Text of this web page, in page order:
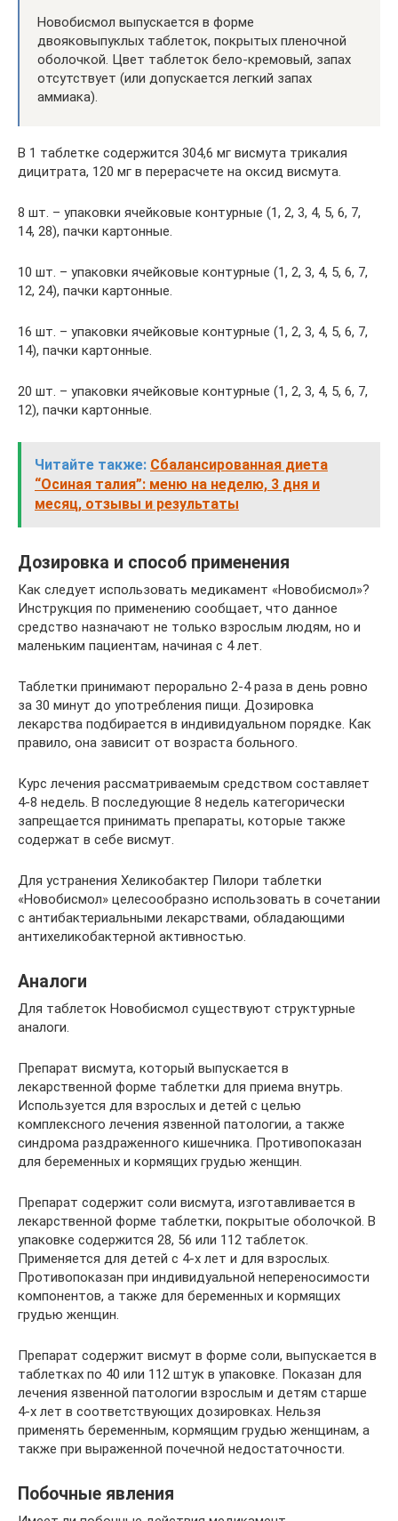
Новобисмол выпускается в форме
двояковыпуклых таблеток, покрытых пленочной
оболочкой. Цвет таблеток бело-кремовый, запах
отсутствует (или допускается легкий запах
аммиака).
В 1 таблетке содержится 304,6 мг висмута трикалия
дицитрата, 120 мг в перерасчете на оксид висмута.
8 шт. – упаковки ячейковые контурные (1, 2, 3, 4, 5, 6, 7,
14, 28), пачки картонные.
10 шт. – упаковки ячейковые контурные (1, 2, 3, 4, 5, 6, 7,
12, 24), пачки картонные.
16 шт. – упаковки ячейковые контурные (1, 2, 3, 4, 5, 6, 7,
14), пачки картонные.
20 шт. – упаковки ячейковые контурные (1, 2, 3, 4, 5, 6, 7,
12), пачки картонные.
Читайте также: Сбалансированная диета
“Осиная талия”: меню на неделю, 3 дня и
месяц, отзывы и результаты
Дозировка и способ применения
Как следует использовать медикамент «Новобисмол»?
Инструкция по применению сообщает, что данное
средство назначают не только взрослым людям, но и
маленьким пациентам, начиная с 4 лет.
Таблетки принимают перорально 2-4 раза в день ровно
за 30 минут до употребления пищи. Дозировка
лекарства подбирается в индивидуальном порядке. Как
правило, она зависит от возраста больного.
Курс лечения рассматриваемым средством составляет
4-8 недель. В последующие 8 недель категорически
запрещается принимать препараты, которые также
содержат в себе висмут.
Для устранения Хеликобактер Пилори таблетки
«Новобисмол» целесообразно использовать в сочетании
с антибактериальными лекарствами, обладающими
антихеликобактерной активностью.
Аналоги
Для таблеток Новобисмол существуют структурные
аналоги.
Препарат висмута, который выпускается в
лекарственной форме таблетки для приема внутрь.
Используется для взрослых и детей с целью
комплексного лечения язвенной патологии, а также
синдрома раздраженного кишечника. Противопоказан
для беременных и кормящих грудью женщин.
Препарат содержит соли висмута, изготавливается в
лекарственной форме таблетки, покрытые оболочкой. В
упаковке содержится 28, 56 или 112 таблеток.
Применяется для детей с 4-х лет и для взрослых.
Противопоказан при индивидуальной непереносимости
компонентов, а также для беременных и кормящих
грудью женщин.
Препарат содержит висмут в форме соли, выпускается в
таблетках по 40 или 112 штук в упаковке. Показан для
лечения язвенной патологии взрослым и детям старше
4-х лет в соответствующих дозировках. Нельзя
применять беременным, кормящим грудью женщинам, а
также при выраженной почечной недостаточности.
Побочные явления